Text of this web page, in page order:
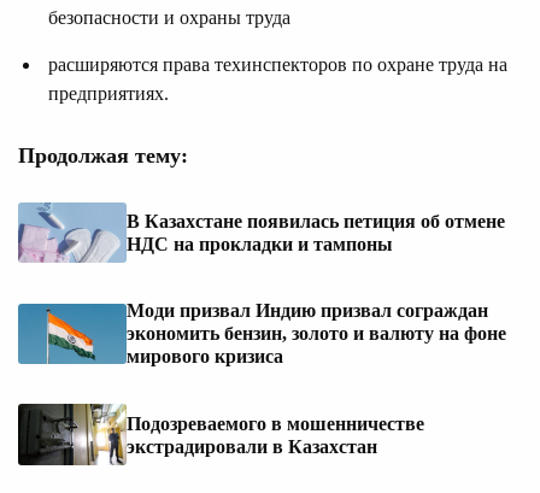
безопасности и охраны труда
расширяются права техинспекторов по охране труда на
предприятиях.
Продолжая тему:
В Казахстане появилась петиция об отмене
НДС на прокладки и тампоны
Моди призвал Индию призвал сограждан
экономить бензин, золото и валюту на фоне
мирового кризиса
Подозреваемого в мошенничестве
экстрадировали в Казахстан